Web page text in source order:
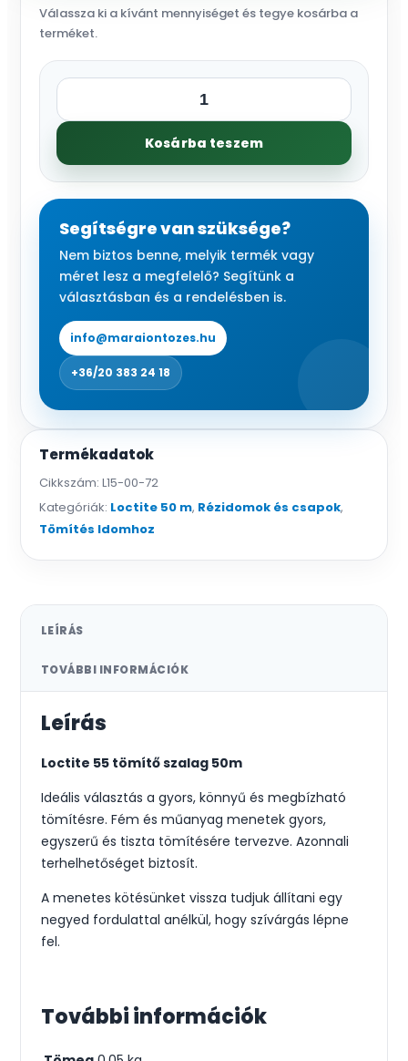
Válassza ki a kívánt mennyiséget és tegye kosárba a
terméket.
Loctite
55
Teflonzsinór,
m
mennyiség
Kosárba teszem
Segítségre van szüksége?
Nem biztos benne, melyik termék vagy
méret lesz a megfelelő? Segítünk a
választásban és a rendelésben is.
info@maraiontozes.hu
+36/20 383 24 18
Termékadatok
Cikkszám: L15-00-72
Kategóriák: Loctite 50 m, Rézidomok és csapok,
Tömítés Idomhoz
LEÍRÁS
TOVÁBBI INFORMÁCIÓK
Leírás
Loctite 55 tömítő szalag 50m
Ideális választás a gyors, könnyű és megbízható
tömítésre. Fém és műanyag menetek gyors,
egyszerű és tiszta tömítésére tervezve. Azonnali
terhelhetőséget biztosít.
A menetes kötésünket vissza tudjuk állítani egy
negyed fordulattal anélkül, hogy szívárgás lépne
fel.
További információk